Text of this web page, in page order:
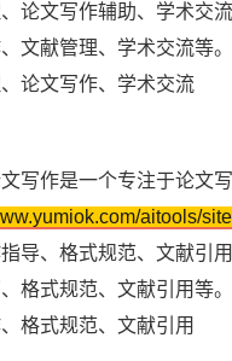
论文写作辅助、学术交流
文献管理、学术交流等。
论文写作、学术交流
写作是一个专注于论文
aitools/
导、格式规范、文献引用
格式规范、文献引用等。
格式规范、文献引用